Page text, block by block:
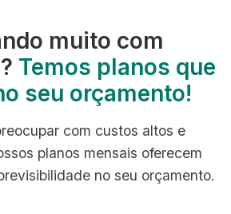
muito com
Temos planos que
seu orçamento!
com custos altos e
planos mensais oferecem
no seu orçamento.